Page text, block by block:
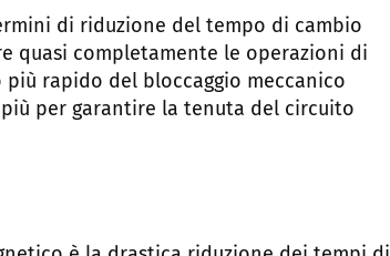
di riduzione del tempo di cambio
quasi completamente le operazioni di
più rapido del bloccaggio meccanico
per garantire la tenuta del circuito